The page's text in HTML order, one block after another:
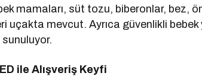
mamaları, süt tozu, biberonlar, bez,
uçakta mevcut. Ayrıca güvenlikli
sunuluyor.
ile Alışveriş Keyfi